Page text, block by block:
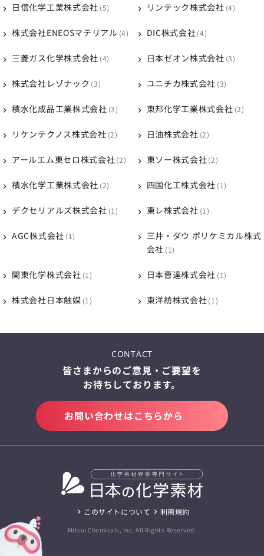
日信化学工業株式会社 5 リンテック株式会社 4
株式会社ENEOSマテリアル 4 DIC株式会社 4
三菱ガス化学株式会社 4 日本ゼオン株式会社 3
株式会社レゾナック 3 ユニチカ株式会社 3
積水化成品工業株式会社 3 東邦化学工業株式会社 2
リケンテクノス株式会社 2 日油株式会社 2
アールエム東セロ株式会社 2 東ソー株式会社 2
積水化学工業株式会社 2 四国化工株式会社 1
デクセリアルズ株式会社 1 東レ株式会社 1
AGC株式会社 1
三井・ダウ ポリケミカル株式
会社 1
関東化学株式会社 1 日本曹達株式会社 1
株式会社日本触媒 1 東洋紡株式会社 1
CONTACT
皆さまからのご意見・ご要望を
お待ちしております。
お問い合わせはこちらから
このサイトについて 利用規約
Mitsui Chemicals, Inc. All Rights Reserved.